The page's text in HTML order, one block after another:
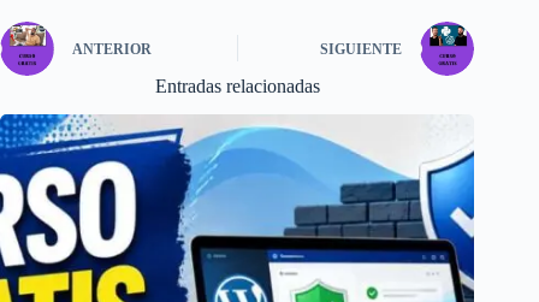
ANTERIOR SIGUIENTE
Entradas relacionadas